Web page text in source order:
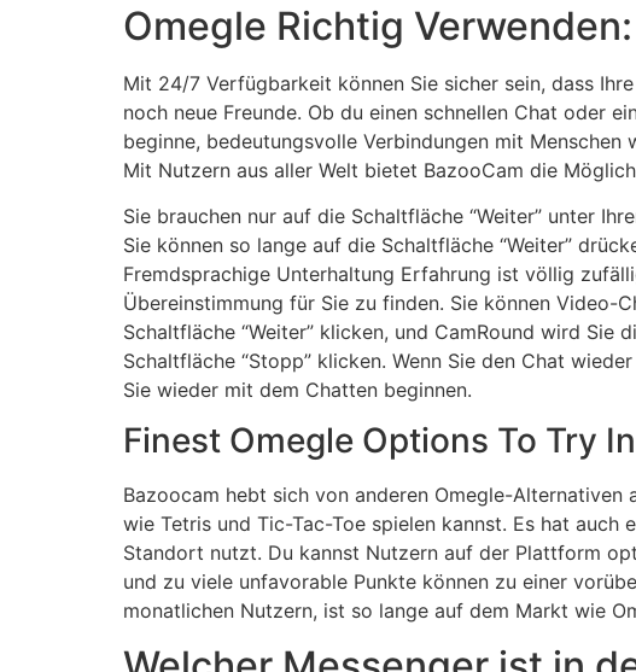
Omegle Richtig
Mit 24/7 Verfügbarkeit können Sie sicher sein, dass
noch neue Freunde. Ob du einen schnellen Chat oder
beginne, bedeutungsvolle Verbindungen mit
Mit Nutzern aus aller Welt bietet BazooCam die
Sie brauchen nur auf die Schaltfläche “Weiter” unter
Sie können so lange auf die Schaltfläche “Weiter”
Fremdsprachige Unterhaltung Erfahrung ist völlig
Übereinstimmung für Sie zu finden. Sie können Video-
Schaltfläche “Weiter” klicken, und CamRound wird Sie
Schaltfläche “Stopp” klicken. Wenn Sie den Chat
Sie wieder mit dem Chatten beginnen.
Finest Omegle Options To Try
Bazoocam hebt sich von anderen Omegle-
wie Tetris und Tic-Tac-Toe spielen kannst. Es hat
Standort nutzt. Du kannst Nutzern auf der Plattform
und zu viele unfavorable Punkte können zu einer
monatlichen Nutzern, ist so lange auf dem Markt wie